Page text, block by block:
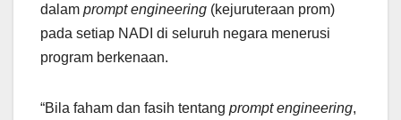
dalam prompt engineering (kejuruteraan prom)
pada setiap NADI di seluruh negara menerusi
program berkenaan.
“Bila faham dan fasih tentang prompt engineering,